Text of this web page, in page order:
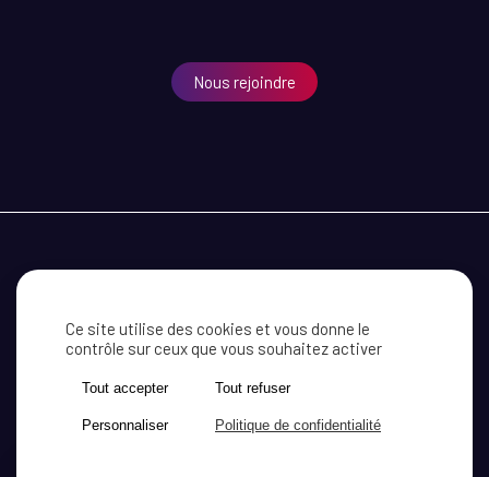
Nous rejoindre
CONTACT
MENTIONS LÉGALES
Ce site utilise des cookies et vous donne le
contrôle sur ceux que vous souhaitez activer
Tout accepter Tout refuser
Personnaliser Politique de confidentialité